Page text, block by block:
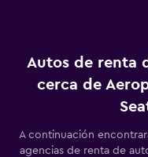
Autos de renta
cerca de
A continuación
agencias de renta de